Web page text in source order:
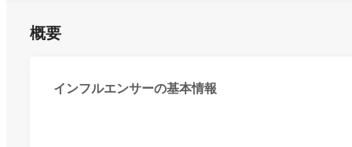
概要
インフルエンサーの基本情報